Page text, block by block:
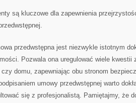
są kluczowe dla ⁤zapewnienia
przedwstępna‍ jest niezwykle istotnym
Pozwala ona uregulować wiele
domu, zapewniając‌ obu stronom
umowy przedwstępnej warto‌
się z profesjonalistą. Pamiętajmy, że